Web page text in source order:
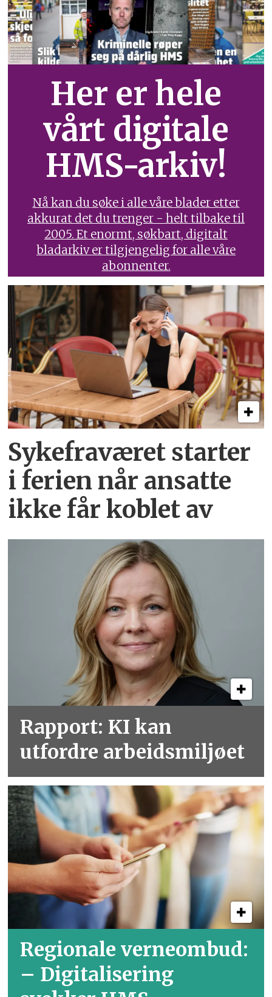
Her er hele
vårt digitale
HMS-arkiv!
Nå kan du søke i alle våre blader etter
akkurat det du trenger - helt tilbake til
2005. Et enormt, søkbart, digitalt
bladarkiv er tilgjengelig for alle våre
abonnenter.
Sykefraværet starter
i ferien når ansatte
ikke får koblet av
Rapport: KI kan
utfordre arbeidsmiljøet
Regionale verneombud:
– Digitalisering